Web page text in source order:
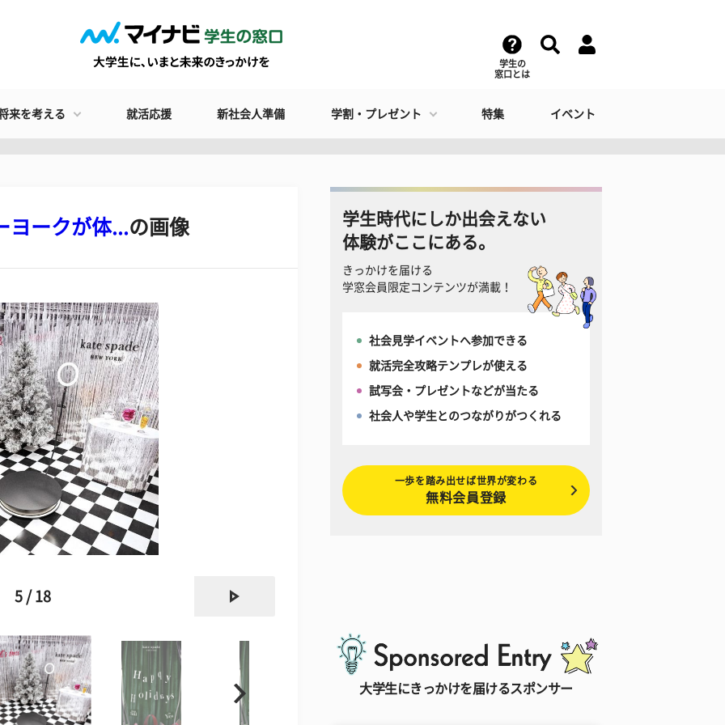
学生の
窓口とは
来を考える 就活応援 新社会人準備 学割・プレゼント 特集 イベント
ヨークが体...の画像
5 / 18
学生時代にしか出会えない
体験がここにある。
きっかけを届ける
学窓会員限定コンテンツが満載！
社会見学イベントへ参加できる
就活完全攻略テンプレが使える
試写会・プレゼントなどが当たる
社会人や学生とのつながりがつくれる
一歩を踏み出せば世界が変わる
無料会員登録
大学生にきっかけを届けるスポンサー